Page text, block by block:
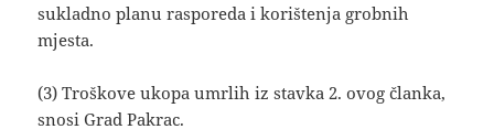
sukladno planu rasporeda i korištenja grobnih
mjesta.
(3) Troškove ukopa umrlih iz stavka 2. ovog članka,
snosi Grad Pakrac.